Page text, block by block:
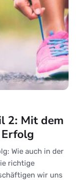
2: Mit dem
Wie auch in der
richtige
wir uns